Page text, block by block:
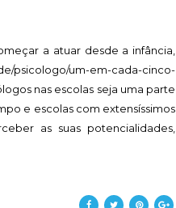
a atuar desde a infância,
psicologo/um-em-cada-cinco-
nas escolas seja uma parte
e escolas com extensíssimos
as suas potencialidades,